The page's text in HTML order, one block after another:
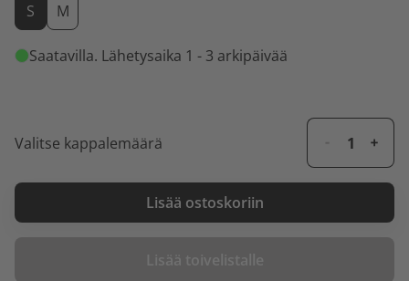
S
M
Saatavilla. Lähetysaika 1 - 3 arkipäivää
Valitse kappalemäärä
Lisää ostoskoriin
Lisää toivelistalle